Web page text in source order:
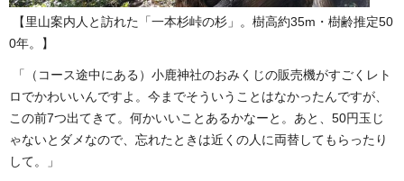
【里山案内人と訪れた「一本杉峠の杉」。樹高約35m・樹齢推定50
0年。】
「（コース途中にある）小鹿神社のおみくじの販売機がすごくレト
ロでかわいいんですよ。今までそういうことはなかったんですが、
この前7つ出てきて。何かいいことあるかなーと。あと、50円玉じ
ゃないとダメなので、忘れたときは近くの人に両替してもらったり
して。」